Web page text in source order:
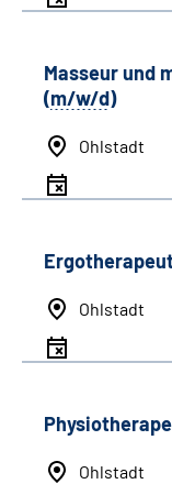
Masseur und
(m/w/d)
Ohlstadt
Ohlstadt
Ohlstadt